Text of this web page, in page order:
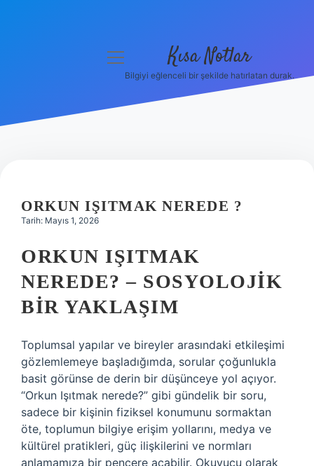
Hakkımızda
menüyü
Kısa Notlar
Bilgiyi eğlenceli bir şekilde hatırlatan durak.
ORKUN IŞITMAK NEREDE ?
Tarih: Mayıs 1, 2026
ORKUN IŞITMAK
NEREDE? – SOSYOLOJIK
BIR YAKLAŞIM
Toplumsal yapılar ve bireyler arasındaki etkileşimi
gözlemlemeye başladığımda, sorular çoğunlukla
basit görünse de derin bir düşünceye yol açıyor.
“Orkun Işıtmak nerede?” gibi gündelik bir soru,
sadece bir kişinin fiziksel konumunu sormaktan
öte, toplumun bilgiye erişim yollarını, medya ve
kültürel pratikleri, güç ilişkilerini ve normları
anlamamıza bir pencere açabilir. Okuyucu olarak